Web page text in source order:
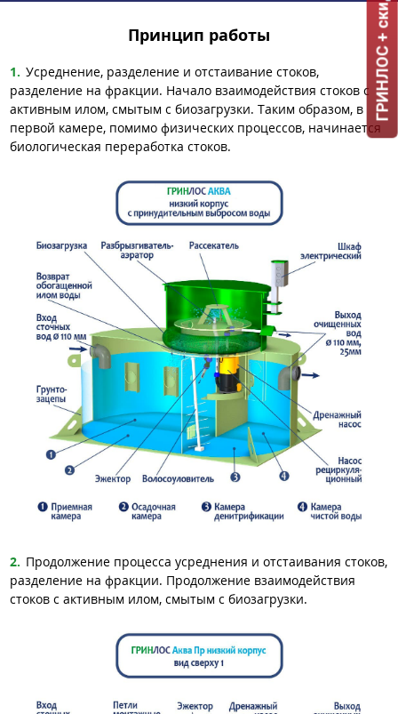
Принцип работы
Усреднение, разделение и отстаивание стоков,
разделение на фракции. Начало взаимодействия стоков с
активным илом, смытым с биозагрузки. Таким образом, в
первой камере, помимо физических процессов, начинается
биологическая переработка стоков.
Продолжение процесса усреднения и отстаивания стоков,
разделение на фракции. Продолжение взаимодействия
стоков с активным илом, смытым с биозагрузки.